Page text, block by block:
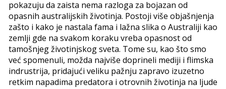
pokazuju da zaista nema razloga za bojazan od
opasnih australijskih životinja. Postoji više objašnjenja
zašto i kako je nastala fama i lažna slika o Australiji kao
zemlji gde na svakom koraku vreba opasnost od
tamošnjeg životinjskog sveta. Tome su, kao što smo
već spomenuli, možda najviše doprineli mediji i flimska
indrustrija, pridajući veliku pažnju zapravo izuzetno
retkim napadima predatora i otrovnih životinja na ljude